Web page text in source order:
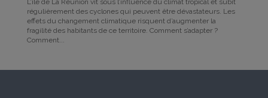
régulièrement des cyclones qui peuvent être dévastateurs. Les
effets du changement climatique risquent d’augmenter la
fragilité des habitants de ce territoire. Comment s’adapter ?
Comment...